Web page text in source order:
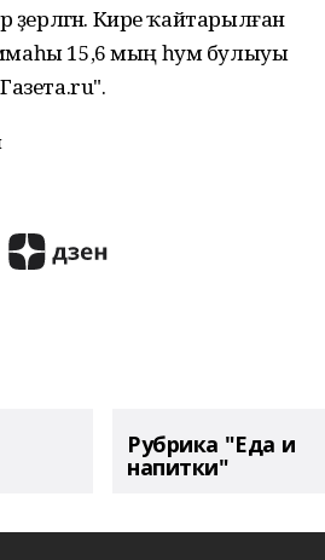
әҙерләгән. Кире ҡайтарылған
15,6 мың һум булыуы
Рубрика "Еда и
напитки"